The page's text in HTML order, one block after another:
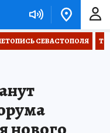
СЕВАСТОПОЛЯ